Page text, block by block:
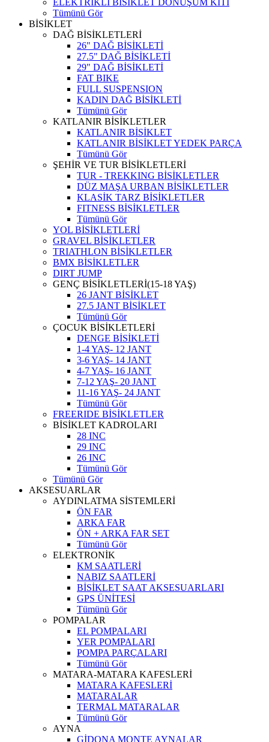
ELEKTRİKLİ BİSİKLET DÖNÜŞÜM KİTİ
Tümünü Gör
BİSİKLET
DAĞ BİSİKLETLERİ
26" DAĞ BİSİKLETİ
27.5" DAĞ BİSİKLETİ
29" DAĞ BİSİKLETİ
FAT BIKE
FULL SUSPENSION
KADIN DAĞ BİSİKLETİ
Tümünü Gör
KATLANIR BİSİKLETLER
KATLANIR BİSİKLET
KATLANIR BİSİKLET YEDEK PARÇA
Tümünü Gör
ŞEHİR VE TUR BİSİKLETLERİ
TUR - TREKKING BİSİKLETLER
DÜZ MAŞA URBAN BİSİKLETLER
KLASİK TARZ BİSİKLETLER
FITNESS BİSİKLETLER
Tümünü Gör
YOL BİSİKLETLERİ
GRAVEL BİSİKLETLER
TRIATHLON BİSİKLETLER
BMX BİSİKLETLER
DIRT JUMP
GENÇ BİSİKLETLERİ(15-18 YAŞ)
26 JANT BİSİKLET
27.5 JANT BİSİKLET
Tümünü Gör
ÇOCUK BİSİKLETLERİ
DENGE BİSİKLETİ
1-4 YAŞ- 12 JANT
3-6 YAŞ- 14 JANT
4-7 YAŞ- 16 JANT
7-12 YAŞ- 20 JANT
11-16 YAŞ- 24 JANT
Tümünü Gör
FREERIDE BİSİKLETLER
BİSİKLET KADROLARI
28 INC
29 INC
26 INC
Tümünü Gör
Tümünü Gör
AKSESUARLAR
AYDINLATMA SİSTEMLERİ
ÖN FAR
ARKA FAR
ÖN + ARKA FAR SET
Tümünü Gör
ELEKTRONİK
KM SAATLERİ
NABIZ SAATLERİ
BİSİKLET SAAT AKSESUARLARI
GPS ÜNİTESİ
Tümünü Gör
POMPALAR
EL POMPALARI
YER POMPALARI
POMPA PARÇALARI
Tümünü Gör
MATARA-MATARA KAFESLERİ
MATARA KAFESLERİ
MATARALAR
TERMAL MATARALAR
Tümünü Gör
AYNA
GİDONA MONTE AYNALAR